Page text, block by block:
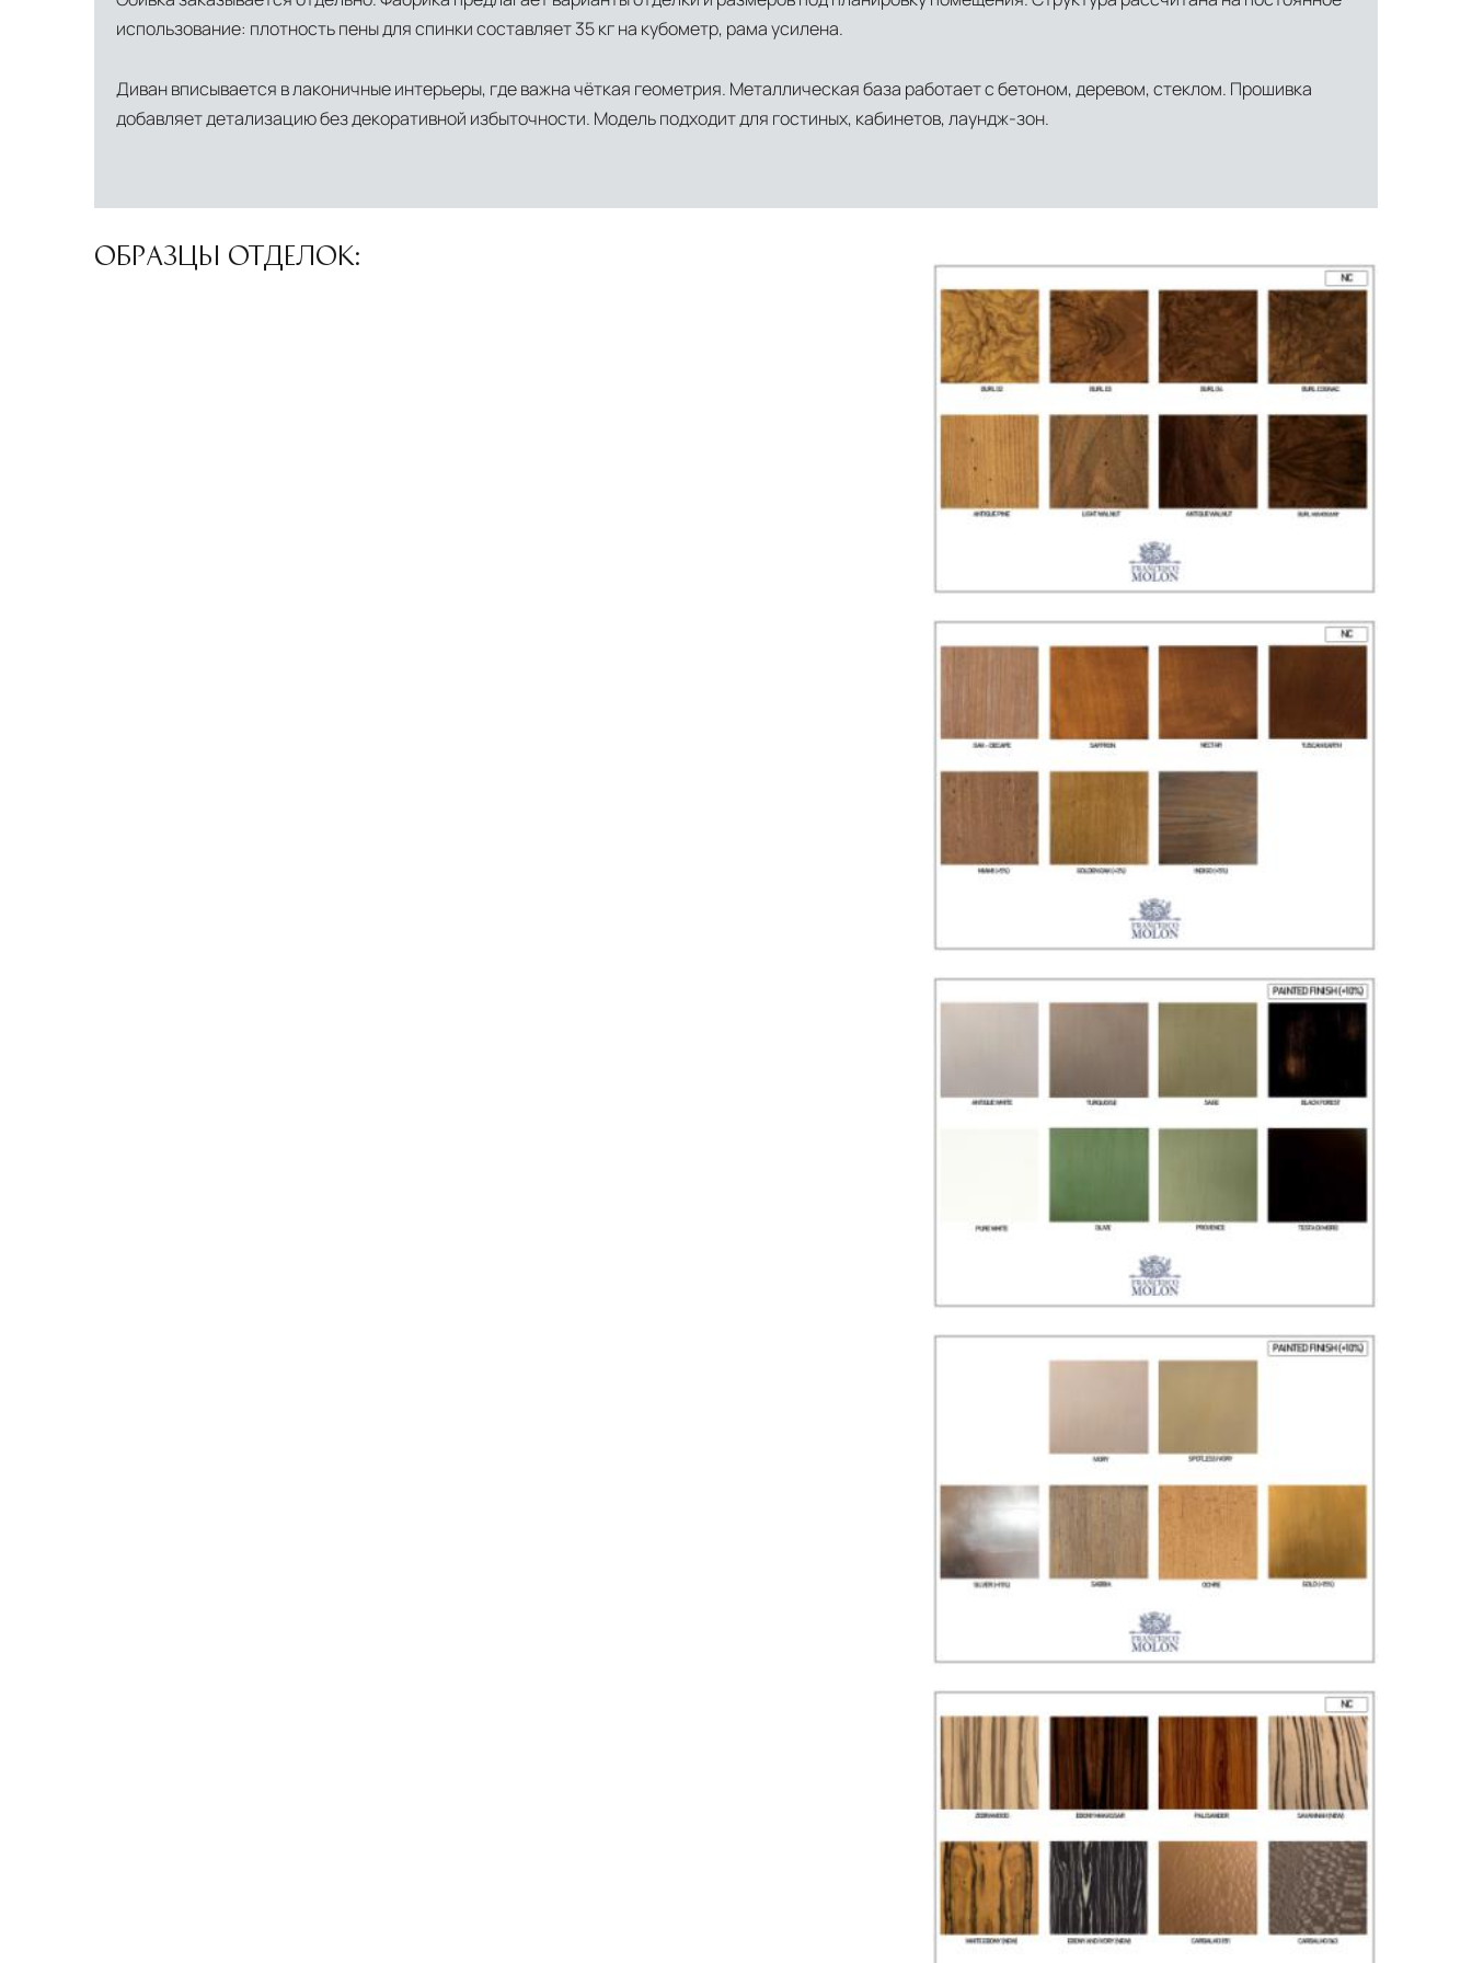
использование: плотность пены для спинки составляет 35 кг на кубометр, рама усилена.
Диван вписывается в лаконичные интерьеры, где важна чёткая геометрия. Металлическая база работает с бетоном, деревом, стеклом. Прошивка
добавляет детализацию без декоративной избыточности. Модель подходит для гостиных, кабинетов, лаундж-зон.
ОБРАЗЦЫ ОТДЕЛОК: